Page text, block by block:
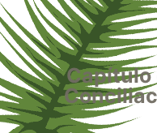
Capítulo